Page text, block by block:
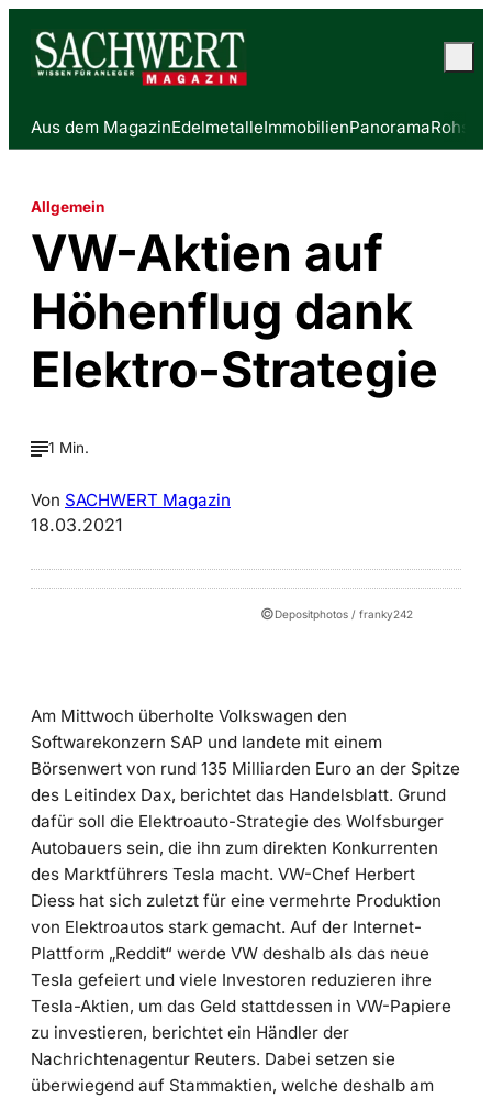
Aus dem MagazinEdelmetalleImmobilienPanorama
Allgemein
VW-Aktien auf
Höhenflug dank
Elektro-Strategie
1 Min.
Von SACHWERT Magazin
18.03.2021
©Depositphotos / franky242
Am Mittwoch überholte Volkswagen den
Softwarekonzern SAP und landete mit einem
Börsenwert von rund 135 Milliarden Euro an der Spitze
des Leitindex Dax, berichtet das Handelsblatt. Grund
dafür soll die Elektroauto-Strategie des Wolfsburger
Autobauers sein, die ihn zum direkten Konkurrenten
des Marktführers Tesla macht. VW-Chef Herbert
Diess hat sich zuletzt für eine vermehrte Produktion
von Elektroautos stark gemacht. Auf der Internet-
Plattform „Reddit“ werde VW deshalb als das neue
Tesla gefeiert und viele Investoren reduzieren ihre
Tesla-Aktien, um das Geld stattdessen in VW-Papiere
zu investieren, berichtet ein Händler der
Nachrichtenagentur Reuters. Dabei setzen sie
überwiegend auf Stammaktien, welche deshalb am